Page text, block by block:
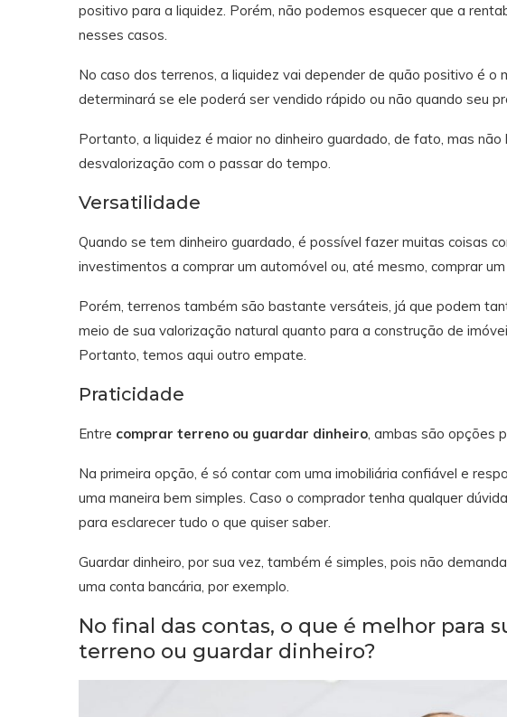
positivo para a liquidez. Porém, não podemos esquecer que a
nesses casos.
No caso dos terrenos, a liquidez vai depender de quão positivo é o
determinará se ele poderá ser vendido rápido ou não quando seu
Portanto, a liquidez é maior no dinheiro guardado, de fato, mas
desvalorização com o passar do tempo.
Versatilidade
Quando se tem dinheiro guardado, é possível fazer muitas coisas
investimentos a comprar um automóvel ou, até mesmo, comprar
Porém, terrenos também são bastante versáteis, já que podem
meio de sua valorização natural quanto para a construção de
Portanto, temos aqui outro empate.
Praticidade
Entre comprar terreno ou guardar dinheiro, ambas são opções
Na primeira opção, é só contar com uma imobiliária confiável e
uma maneira bem simples. Caso o comprador tenha qualquer
para esclarecer tudo o que quiser saber.
Guardar dinheiro, por sua vez, também é simples, pois não
uma conta bancária, por exemplo.
No final das contas, o que é melhor para
terreno ou guardar dinheiro?